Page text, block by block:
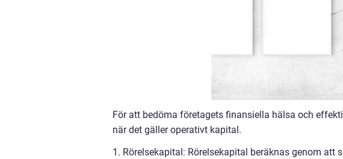
För att bedöma företagets finansiella hälsa och
när det gäller operativt kapital.
1. Rörelsekapital: Rörelsekapital beräknas genom